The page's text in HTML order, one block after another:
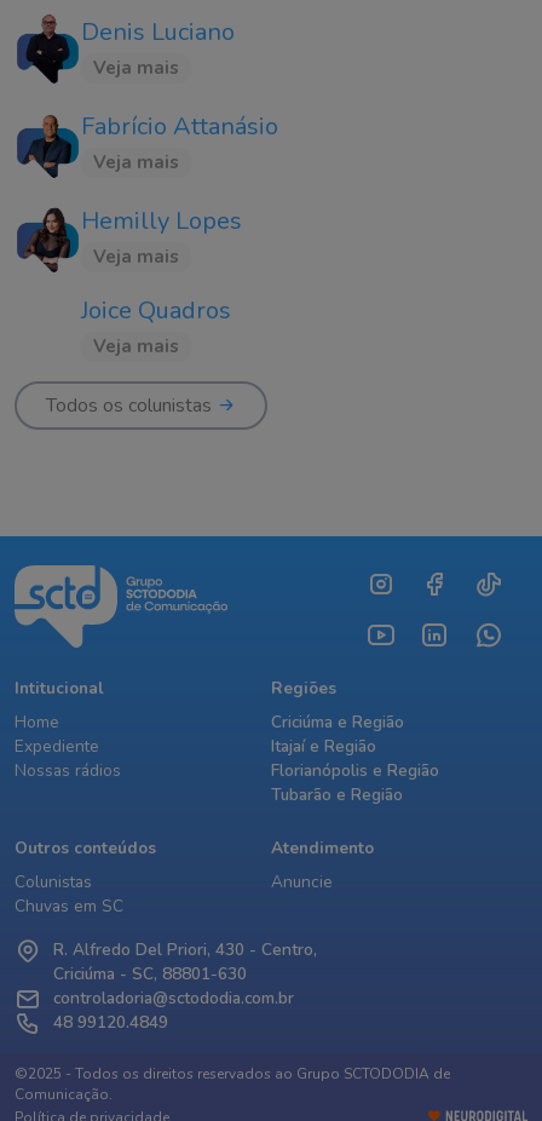
Denis Luciano
Veja mais
Fabrício Attanásio
Veja mais
Hemilly Lopes
Veja mais
Joice Quadros
Veja mais
Todos os colunistas
Intitucional
Home
Expediente
Nossas rádios
Regiões
Criciúma e Região
Itajaí e Região
Florianópolis e Região
Tubarão e Região
Outros conteúdos
Colunistas
Chuvas em SC
Atendimento
Anuncie
R. Alfredo Del Priori, 430 - Centro,
Criciúma - SC, 88801-630
controladoria@sctododia.com.br
48 99120.4849
©2025 - Todos os direitos reservados ao Grupo SCTODODIA de
Comunicação.